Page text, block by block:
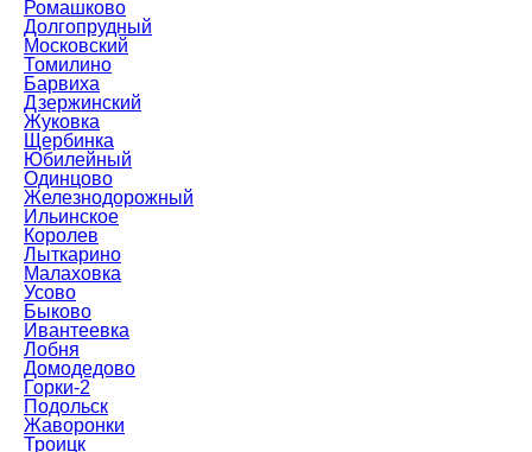
Ромашково
Долгопрудный
Московский
Томилино
Барвиха
Дзержинский
Жуковка
Щербинка
Юбилейный
Одинцово
Железнодорожный
Ильинское
Королев
Лыткарино
Малаховка
Усово
Быково
Ивантеевка
Лобня
Домодедово
Горки-2
Подольск
Жаворонки
Троицк